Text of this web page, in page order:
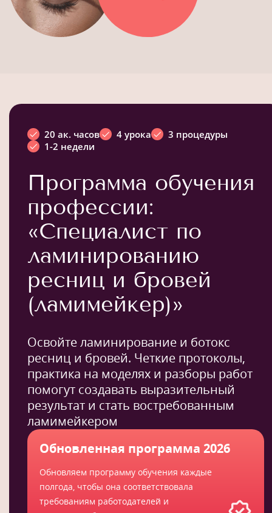
20 ак. часов 4 урока
3 процедуры
1-2 недели
Программа обучения
профессии:
«Специалист по
ламинированию
ресниц и бровей
(ламимейкер)»
Освойте ламинирование и ботокс
ресниц и бровей. Четкие протоколы,
практика на моделях и разборы работ
помогут создавать выразительный
результат и стать востребованным
ламимейкером
Обновленная программа 2026
Обновляем программу обучения каждые
полгода, чтобы она соответствовала
требованиям работодателей и